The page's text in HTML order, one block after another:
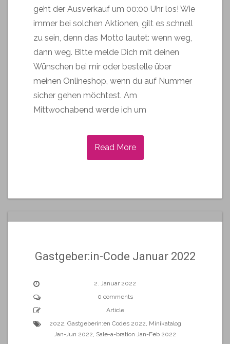
geht der Ausverkauf um 00:00 Uhr los! Wie
immer bei solchen Aktionen, gilt es schnell
zu sein, denn das Motto lautet: wenn weg,
dann weg. Bitte melde Dich mit deinen
Wünschen bei mir oder bestelle über
meinen Onlineshop, wenn du auf Nummer
sicher gehen möchtest. Am
Mittwochabend werde ich um
Read More
Gastgeber:in-Code Januar 2022
2. Januar 2022
0 comments
Article
2022 Gastgeberin:en Codes 2022 Minikatalog
Jan-Jun 2022 Sale-a-bration Jan-Feb 2022